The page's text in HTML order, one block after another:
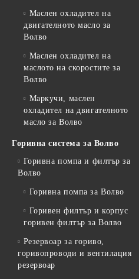
Маслен охладител на
двигателното масло за
Волво
Маслен охладител на
маслото на скоростите за
Волво
Маркучи, маслен
охладител на двигателното
масло за Волво
Горивна система за Волво
Горивна помпа и филтър за
Волво
Горивна помпа за Волво
Горивен филтър и корпус
горивен филтър за Волво
Резервоар за гориво,
горивопроводи и вентилация
резервоар